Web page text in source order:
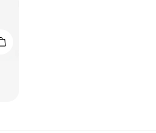
Ajouter Au Panier